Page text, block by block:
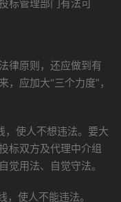
标管理部门有法可
律原则，还应做到有
应加大“三个力度”，
，使人不想违法。要大
标双方及代理中介组
觉用法、自觉守法。
使人不能违法。